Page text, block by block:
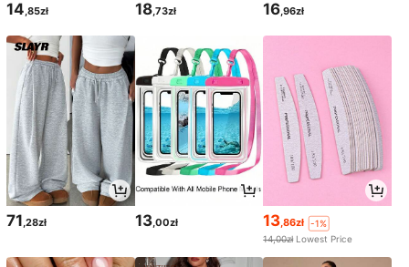
14,85zł 18,73zł 16,96zł
71,28zł 13,00zł 13,86zł
-1%
14,00zł Lowest Price